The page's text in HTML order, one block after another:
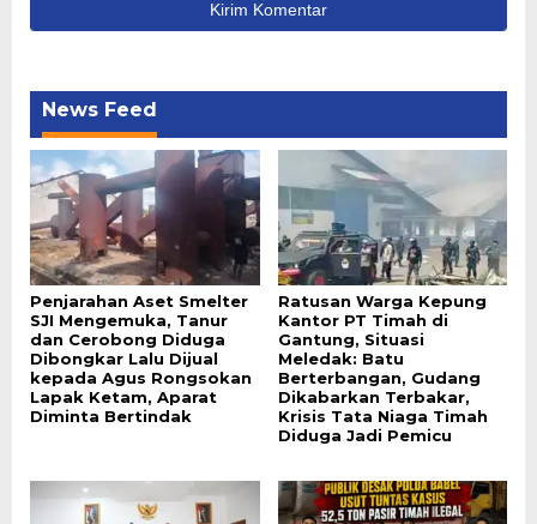
News Feed
Penjarahan Aset Smelter
SJI Mengemuka, Tanur
dan Cerobong Diduga
Dibongkar Lalu Dijual
kepada Agus Rongsokan
Lapak Ketam, Aparat
Diminta Bertindak
Ratusan Warga Kepung
Kantor PT Timah di
Gantung, Situasi
Meledak: Batu
Berterbangan, Gudang
Dikabarkan Terbakar,
Krisis Tata Niaga Timah
Diduga Jadi Pemicu